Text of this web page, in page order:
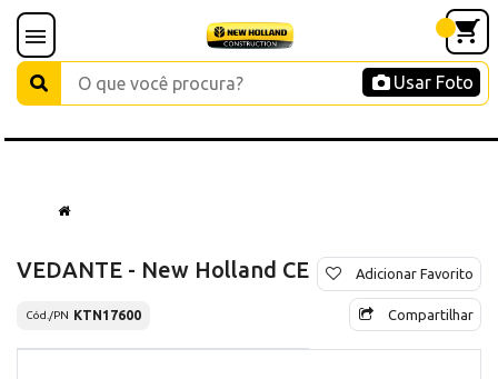
Usar Foto
VEDANTE - New Holland CE
Cód./PN KTN17600
Adicionar Favorito
Compartilhar